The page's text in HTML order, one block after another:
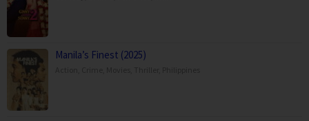
Manila’s Finest (2025)